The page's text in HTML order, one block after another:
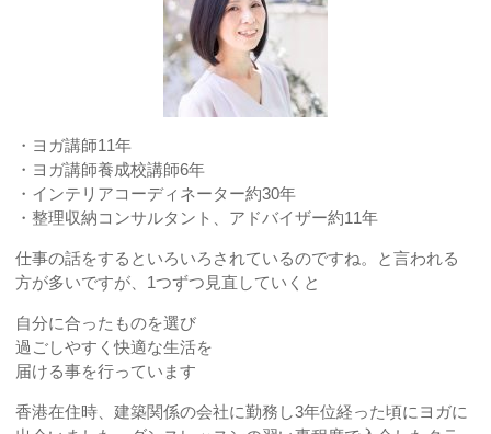
・ヨガ講師11年
・ヨガ講師養成校講師6年
・インテリアコーディネーター約30年
・整理収納コンサルタント、アドバイザー約11年
仕事の話をするといろいろされているのですね。と言われる
方が多いですが、1つずつ見直していくと
自分に合ったものを選び
過ごしやすく快適な生活を
届ける事を行っています
香港在住時、建築関係の会社に勤務し3年位経った頃にヨガに